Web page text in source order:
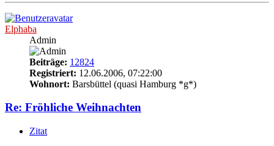
Elphaba
Admin
Beiträge: 12824
Registriert: 12.06.2006, 07:22:00
Wohnort: Barsbüttel (quasi Hamburg *g*)
Re: Fröhliche Weihnachten
Zitat